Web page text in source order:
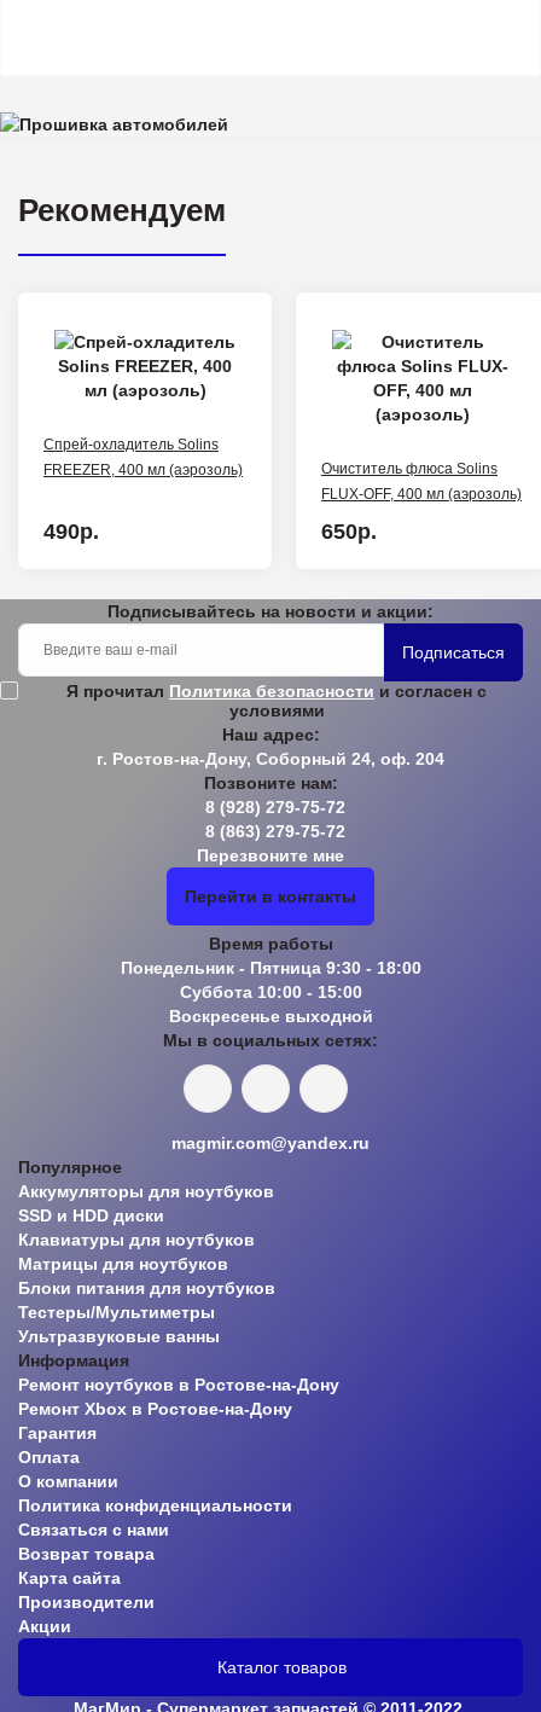
Рекомендуем
Спрей-охладитель Solins
FREEZER, 400 мл (аэрозоль)
490р.
Очиститель флюса Solins
FLUX-OFF, 400 мл (аэрозоль)
650р.
Подписывайтесь на новости и акции:
Подписаться
Я прочитал Политика безопасности и согласен с
условиями
Наш адрес:
г. Ростов-на-Дону, Соборный 24, оф. 204
Позвоните нам:
8 (928) 279-75-72
8 (863) 279-75-72
Перезвоните мне
Перейти в контакты
Время работы
Понедельник - Пятница 9:30 - 18:00
Суббота 10:00 - 15:00
Воскресенье выходной
Мы в социальных сетях:
magmir.com@yandex.ru
Популярное
Аккумуляторы для ноутбуков
SSD и HDD диски
Клавиатуры для ноутбуков
Матрицы для ноутбуков
Блоки питания для ноутбуков
Тестеры/Мультиметры
Ультразвуковые ванны
Информация
Ремонт ноутбуков в Ростове-на-Дону
Ремонт Xbox в Ростове-на-Дону
Гарантия
Оплата
О компании
Политика конфиденциальности
Связаться с нами
Возврат товара
Карта сайта
Производители
Акции
Каталог товаров